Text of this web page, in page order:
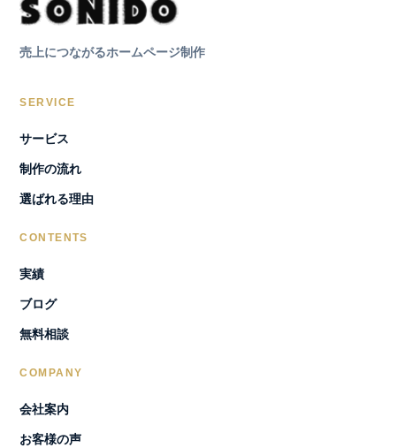
売上につながるホームページ制作
SERVICE
サービス
制作の流れ
選ばれる理由
CONTENTS
実績
ブログ
無料相談
COMPANY
会社案内
お客様の声